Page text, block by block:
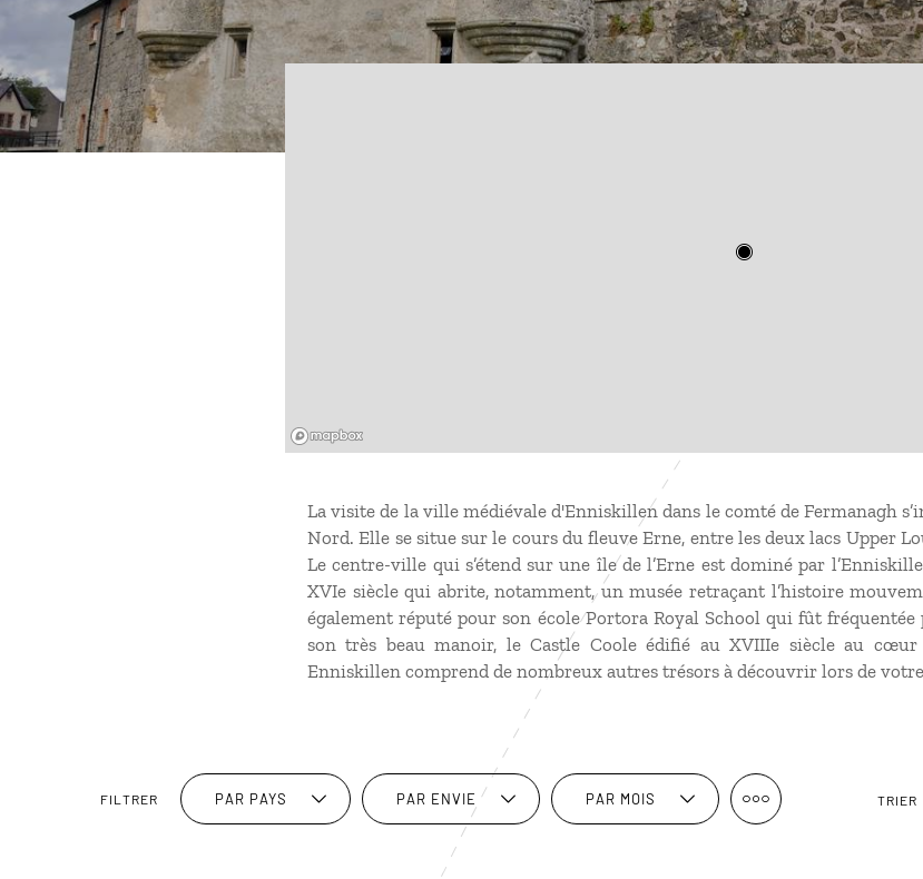
La visite de la ville médiévale d'Enniskillen dans le comté de Fermanagh
Nord. Elle se situe sur le cours du fleuve Erne, entre les deux lacs Upper
Le centre-ville qui s’étend sur une île de l’Erne est dominé par
XVIe siècle qui abrite, notamment, un musée retraçant l’histoire
également réputé pour son école Portora Royal School qui fût
son très beau manoir, le Castle Coole édifié au XVIIIe siècle au
Enniskillen comprend de nombreux autres trésors à découvrir lors de
FILTRER PAR PAYS PAR ENVIE PAR MOIS TRIER